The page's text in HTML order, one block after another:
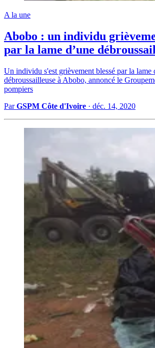
A la une
Abobo : un individu
par la lame d’une
Un individu s'est grièvement blessé par la lame
débroussailleuse à Abobo, annoncé le
pompiers
ParGSPM Côte d'Ivoire · déc. 14, 2020